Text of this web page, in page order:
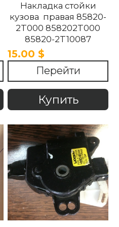
Накладка стойки
кузова правая 85820-
2T000 858202T000
85820-2T10087
858202T10087 85820-
2T100UP
858202T100UP Kia
Optima 2010 -2015
15.00 $
Перейти
Купить